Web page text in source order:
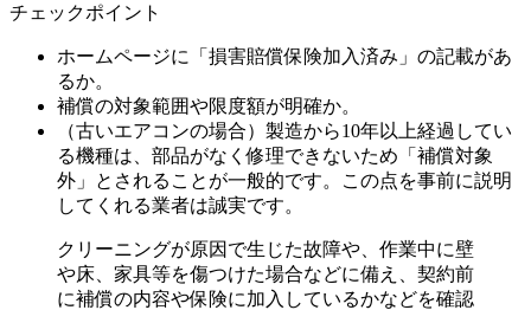
チェックポイント
ホームページに「損害賠償保険加入済み」の記載があ
るか。
補償の対象範囲や限度額が明確か。
（古いエアコンの場合）製造から10年以上経過してい
る機種は、部品がなく修理できないため「補償対象
外」とされることが一般的です。この点を事前に説明
してくれる業者は誠実です。
クリーニングが原因で生じた故障や、作業中に壁
や床、家具等を傷つけた場合などに備え、契約前
に補償の内容や保険に加入しているかなどを確認